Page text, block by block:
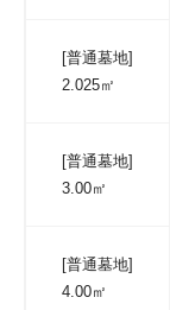
[普通墓地]
2.025㎡
[普通墓地]
3.00㎡
[普通墓地]
4.00㎡